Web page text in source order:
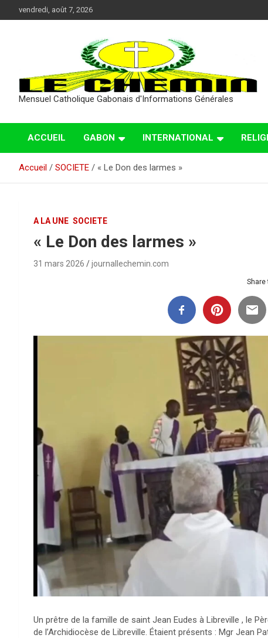
au
vendredi, août 7, 2026
Mensuel Catholique Gabonais d'Informations Générales
ACCUEIL GABON INTERNATIONAL
Accueil SOCIETE « Le Don des larmes »
A LA UNE SOCIETE
« Le Don des larmes »
31 mars 2026 journallechemin.com
Share
Un prêtre de la famille de saint Jean Eudes à Libreville , le
de l’Archidiocèse de Libreville. Étaient présents : Mgr Jean